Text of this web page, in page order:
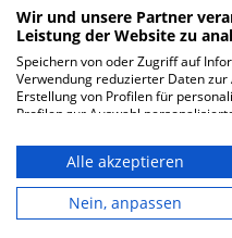
Orthopädie
Wir und unsere Partner
Leistung der Website zu
Speichern von oder Zugriff auf
Verwendung reduzierter Daten
Erstellung von Profilen für
Profilen zur Auswahl
personalisierter Inhalte. Messung
Performance von Inhalten.
oder Kombinationen von Daten
und Verbesserung der Angebote.
Auswahl von Inhalten.
Alle akzeptieren
Nein, anpassen